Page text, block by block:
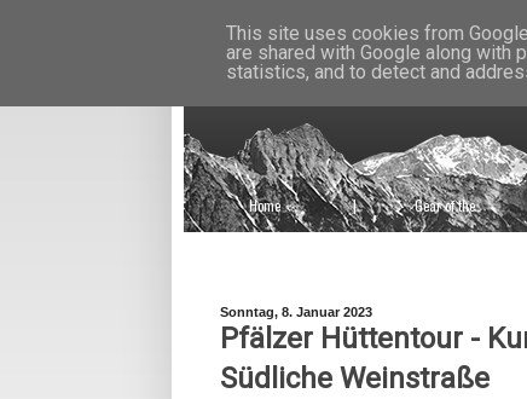
Home |
Gear of the
Week
Sonntag, 8. Januar 2023
Pfälzer Hüttentour -
Südliche Weinstraße
This site uses cookies from
are shared with Google along with
statistics, and to detect and